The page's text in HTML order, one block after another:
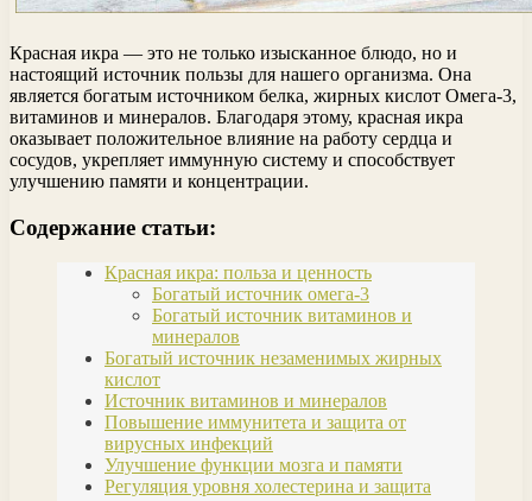
Красная икра — это не только изысканное блюдо, но и
настоящий источник пользы для нашего организма. Она
является богатым источником белка, жирных кислот Омега-3,
витаминов и минералов. Благодаря этому, красная икра
оказывает положительное влияние на работу сердца и
сосудов, укрепляет иммунную систему и способствует
улучшению памяти и концентрации.
Содержание статьи:
Красная икра: польза и ценность
Богатый источник омега-3
Богатый источник витаминов и
минералов
Богатый источник незаменимых жирных
кислот
Источник витаминов и минералов
Повышение иммунитета и защита от
вирусных инфекций
Улучшение функции мозга и памяти
Регуляция уровня холестерина и защита